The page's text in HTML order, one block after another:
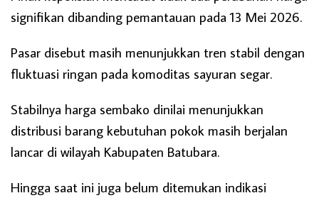
signifikan dibanding pemantauan pada 13 Mei 2026.
Pasar disebut masih menunjukkan tren stabil dengan
fluktuasi ringan pada komoditas sayuran segar.
Stabilnya harga sembako dinilai menunjukkan
distribusi barang kebutuhan pokok masih berjalan
lancar di wilayah Kabupaten Batubara.
Hingga saat ini juga belum ditemukan indikasi